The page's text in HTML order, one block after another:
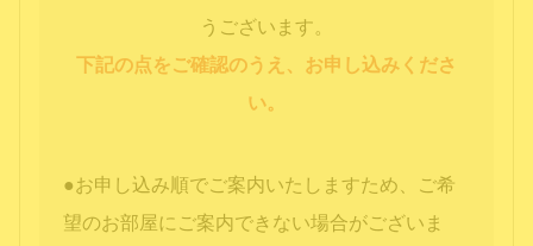
うございます。
下記の点をご確認のうえ、お申し込みくださ
い。
●お申し込み順でご案内いたしますため、ご希
望のお部屋にご案内できない場合がございま